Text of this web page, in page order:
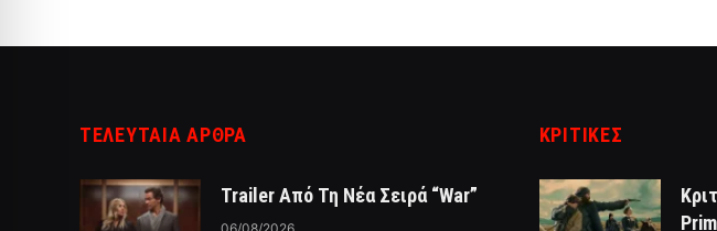
ΤΕΛΕΥΤΑΙΑ ΑΡΘΡΑ
Trailer Από Τη Νέα Σειρά “War”
ΚΡΙΤΙΚΈΣ